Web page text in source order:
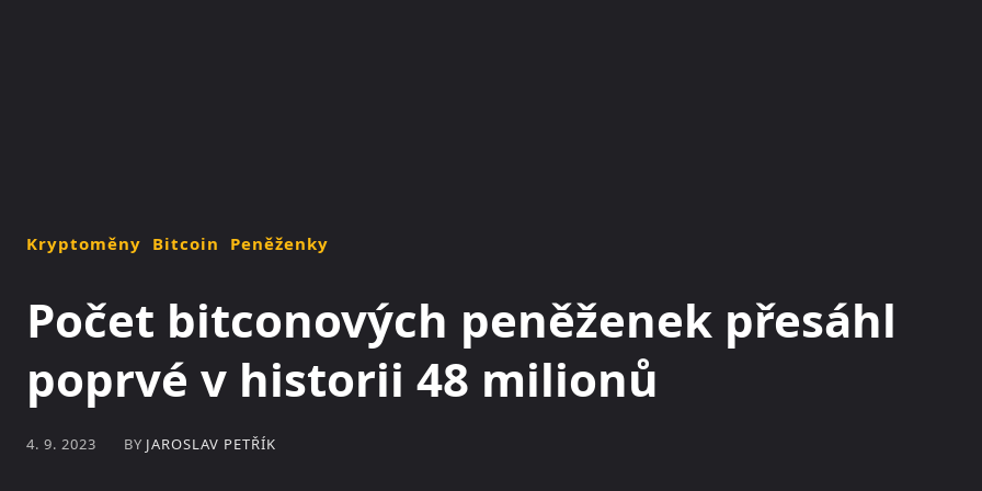
Kryptoměny Bitcoin Peněženky
Počet bitconových peněženek přesáhl
poprvé v historii 48 milionů
4. 9. 2023 BY JAROSLAV PETŘÍK